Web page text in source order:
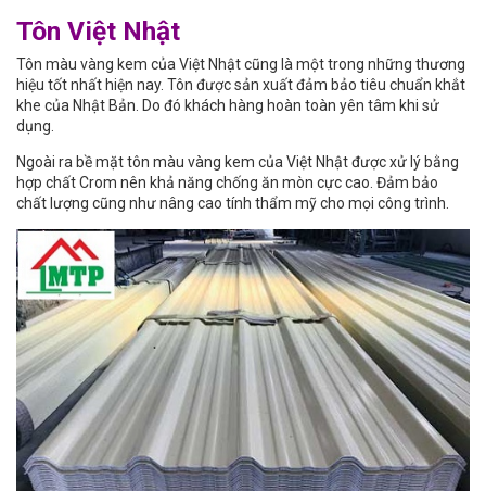
Tôn Việt Nhật
Tôn màu vàng kem của Việt Nhật cũng là một trong những thương
hiệu tốt nhất hiện nay. Tôn được sản xuất đảm bảo tiêu chuẩn khắt
khe của Nhật Bản. Do đó khách hàng hoàn toàn yên tâm khi sử
dụng.
Ngoài ra bề mặt tôn màu vàng kem của Việt Nhật được xử lý bằng
hợp chất Crom nên khả năng chống ăn mòn cực cao. Đảm bảo
chất lượng cũng như nâng cao tính thẩm mỹ cho mọi công trình.